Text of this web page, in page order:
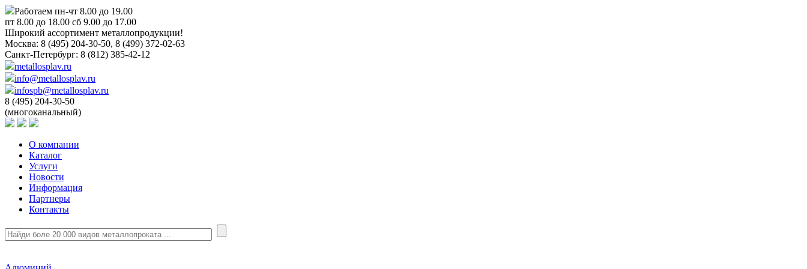
Работаем пн-чт 8.00 до 19.00
пт 8.00 до 18.00 сб 9.00 до 17.00
Широкий ассортимент металлопродукции!
Москва: 8 (495) 204-30-50, 8 (499) 372-02-63
Санкт-Петербург: 8 (812) 385-42-12
metallosplav.ru
info@metallosplav.ru
infospb@metallosplav.ru
8 (495) 204-30-50
(многоканальный)
О компании
Каталог
Услуги
Новости
Информация
Партнеры
Контакты